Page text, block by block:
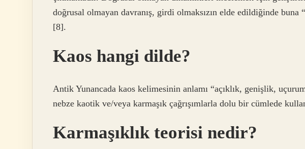
doğrusal olmayan davranış, girdi olmaksızın elde edildiğinde buna
[8].
Kaos hangi dilde?
Antik Yunancada kaos kelimesinin anlamı “açıklık, genişlik,
nebze kaotik ve/veya karmaşık çağrışımlarla dolu bir cümlede
Karmaşıklık teorisi nedir?